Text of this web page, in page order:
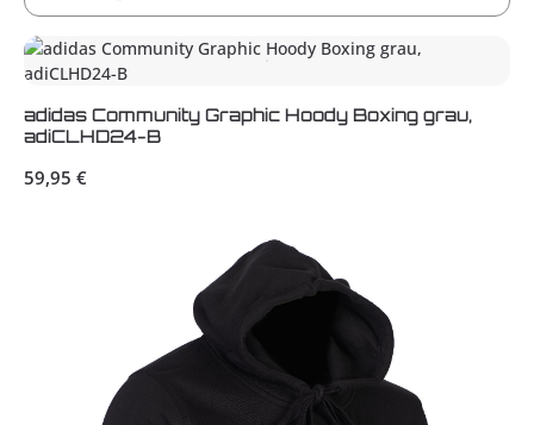
adidas Community Graphic Hoody Boxing grau,
adiCLHD24-B
Regulärer Preis:
59,95 €